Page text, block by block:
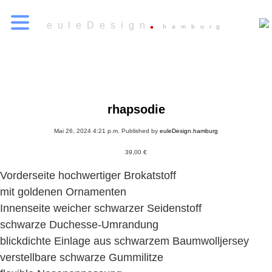
euleDesign hamburg
rhapsodie
Mai 26, 2024 4:21 p.m. Published by euleDesign.hamburg
39,00 €
Vorderseite hochwertiger Brokatstoff
mit goldenen Ornamenten
Innenseite weicher schwarzer Seidenstoff
schwarze Duchesse-Umrandung
blickdichte Einlage aus schwarzem Baumwolljersey
verstellbare schwarze Gummilitze